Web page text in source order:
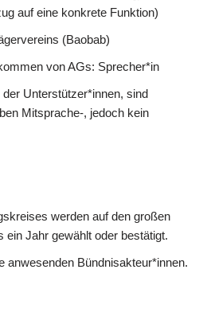
auf eine konkrete Funktion)
(Baobab)
von AGs: Sprecher*in
Unterstützer*innen, sind
Mitsprache-, jedoch kein
werden auf den großen
ein Jahr gewählt oder bestätigt.
anwesenden Bündnisakteur*innen.